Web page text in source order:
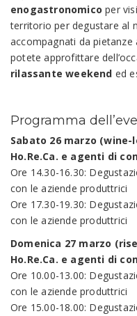
enogastronomico per
territorio per degustare al
accompagnati da pietanze
potete approfittare
rilassante weekend ed
Programma
Sabato 26 marzo
Ho.Re.Ca. e agenti di
Ore 14.30-16.30:
con le aziende produttrici
Ore 17.30-19.30:
con le aziende produttrici
Domenica 27 marzo
Ho.Re.Ca. e agenti di
Ore 10.00-13.00:
con le aziende produttrici
Ore 15.00-18.00: